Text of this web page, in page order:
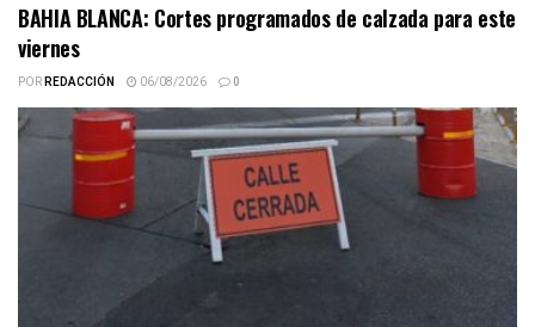
BAHIA BLANCA: Cortes programados de calzada para este
viernes
PORREDACCIÓN 06/08/2026 0